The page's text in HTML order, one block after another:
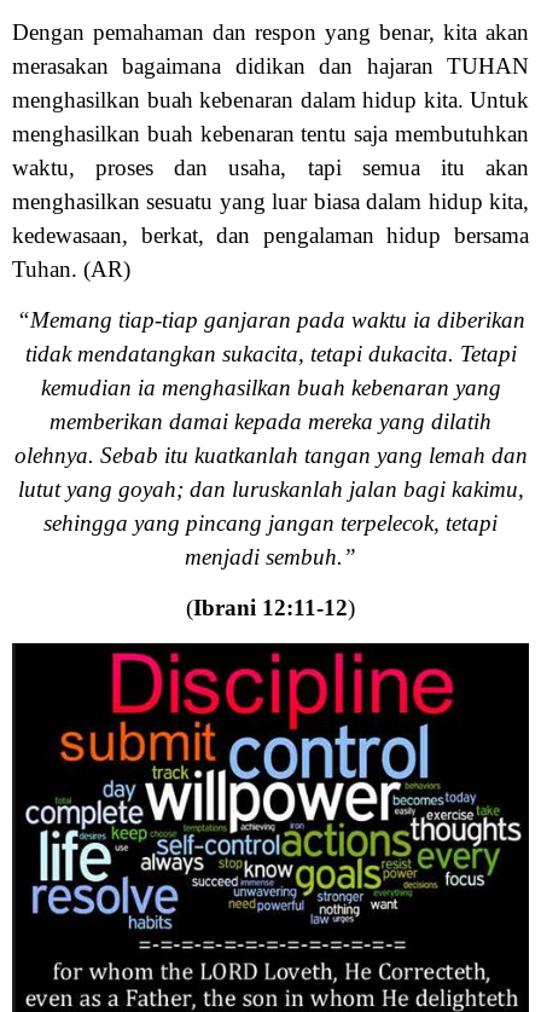
Dengan pemahaman dan respon yang benar, kita akan
merasakan bagaimana didikan dan hajaran TUHAN
menghasilkan buah kebenaran dalam hidup kita. Untuk
menghasilkan buah kebenaran tentu saja membutuhkan
waktu, proses dan usaha, tapi semua itu akan
menghasilkan sesuatu yang luar biasa dalam hidup kita,
kedewasaan, berkat, dan pengalaman hidup bersama
Tuhan. (AR)
“Memang tiap-tiap ganjaran pada waktu ia diberikan
tidak mendatangkan sukacita, tetapi dukacita. Tetapi
kemudian ia menghasilkan buah kebenaran yang
memberikan damai kepada mereka yang dilatih
olehnya. Sebab itu kuatkanlah tangan yang lemah dan
lutut yang goyah; dan luruskanlah jalan bagi kakimu,
sehingga yang pincang jangan terpelecok, tetapi
menjadi sembuh.”
(Ibrani 12:11-12)